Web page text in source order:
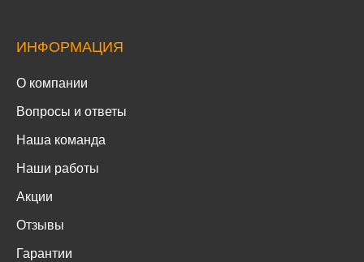
ИНФОРМАЦИЯ
О компании
Вопросы и ответы
Наша команда
Наши работы
Акции
Отзывы
Гарантии